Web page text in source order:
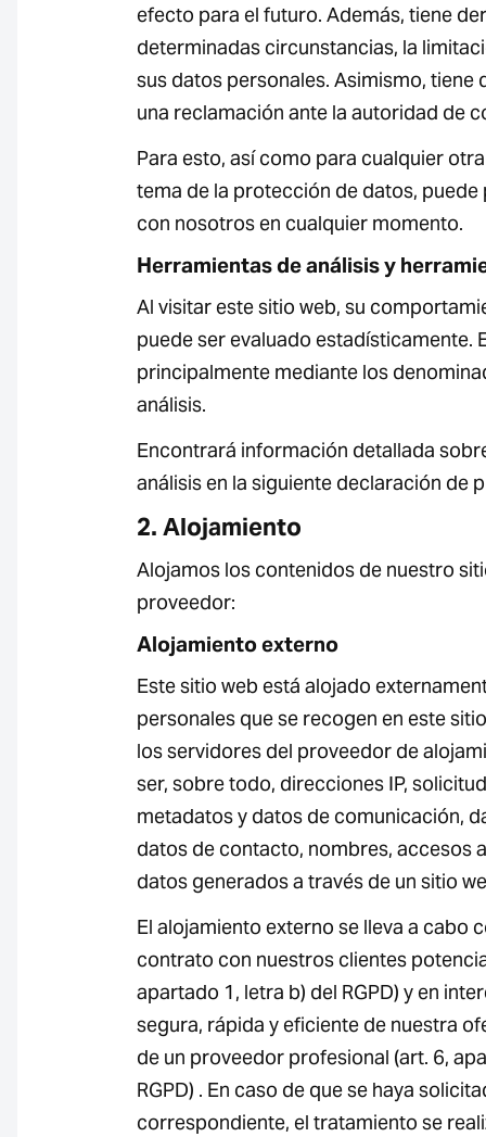
efecto para el futuro. Además, tiene
determinadas circunstancias, la
sus datos personales. Asimismo, tiene
una reclamación ante la autoridad de
Para esto, así como para cualquier
tema de la protección de datos,
con nosotros en cualquier momento.
Herramientas de análisis y
Al visitar este sitio web, su
puede ser evaluado estadísticamente.
principalmente mediante los
análisis.
Encontrará información detallada
análisis en la siguiente declaración de
2. Alojamiento
Alojamos los contenidos de nuestro
proveedor:
Alojamiento externo
Este sitio web está alojado
personales que se recogen en este
los servidores del proveedor de
ser, sobre todo, direcciones IP,
metadatos y datos de comunicación,
datos de contacto, nombres, accesos
datos generados a través de un sitio
El alojamiento externo se lleva a cabo
contrato con nuestros clientes
apartado 1, letra b) del RGPD) y en
segura, rápida y eficiente de nuestra
de un proveedor profesional (art. 6,
RGPD) . En caso de que se haya
correspondiente, el tratamiento se